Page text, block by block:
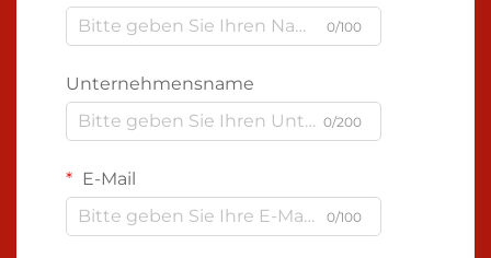
0/100
Unternehmensname
0/200
E-Mail
0/100